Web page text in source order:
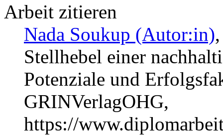
Arbeit zitieren
Nada Soukup (Autor:in)
Stellhebel einer
Potenziale und
GRINVerlagOHG,
https://